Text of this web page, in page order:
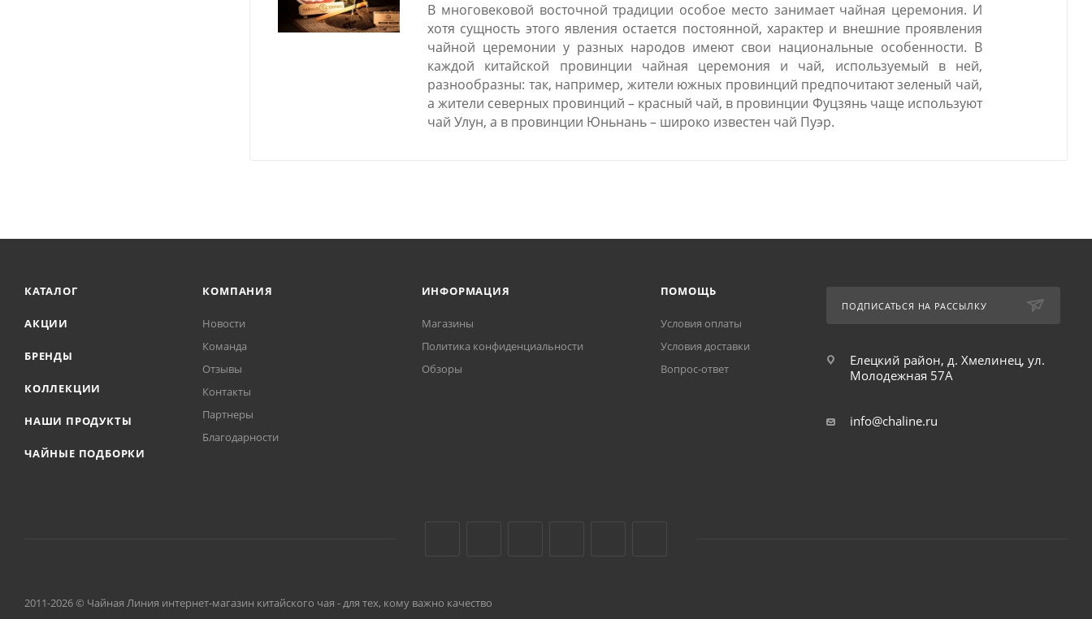
В многовековой восточной традиции особое место занимает чайная церемония. И
хотя сущность этого явления остается постоянной, характер и внешние проявления
чайной церемонии у разных народов имеют свои национальные особенности. В
каждой китайской провинции чайная церемония и чай, используемый в ней,
разнообразны: так, например, жители южных провинций предпочитают зеленый чай,
а жители северных провинций – красный чай, в провинции Фуцзянь чаще используют
чай Улун, а в провинции Юньнань – широко известен чай Пуэр.
КАТАЛОГ
АКЦИИ
БРЕНДЫ
КОЛЛЕКЦИИ
НАШИ ПРОДУКТЫ
ЧАЙНЫЕ ПОДБОРКИ
КОМПАНИЯ
Новости
Команда
Отзывы
Контакты
Партнеры
Благодарности
ИНФОРМАЦИЯ
Магазины
Политика конфиденциальности
Обзоры
ПОМОЩЬ
Условия оплаты
Условия доставки
Вопрос-ответ
ПОДПИСАТЬСЯ НА РАССЫЛКУ
Елецкий район, д. Хмелинец, ул.
Молодежная 57А
info@chaline.ru
2011-2026 © Чайная Линия интернет-магазин китайского чая - для тех, кому важно качество